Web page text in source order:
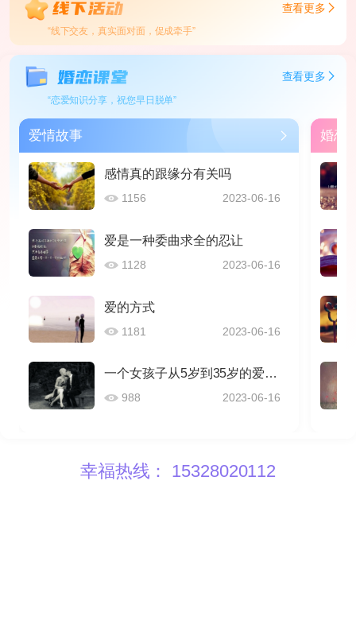
查看更多
“线下交友，真实面对面，促成牵手”
查看更多
“恋爱知识分享，祝您早日脱单”
爱情故事
感情真的跟缘分有关吗
1156 2023-06-16
爱是一种委曲求全的忍让
1128 2023-06-16
爱的方式
1181 2023-06-16
一个女孩子从5岁到35岁的爱情感悟
988 2023-06-16
婚恋
幸福热线： 15328020112